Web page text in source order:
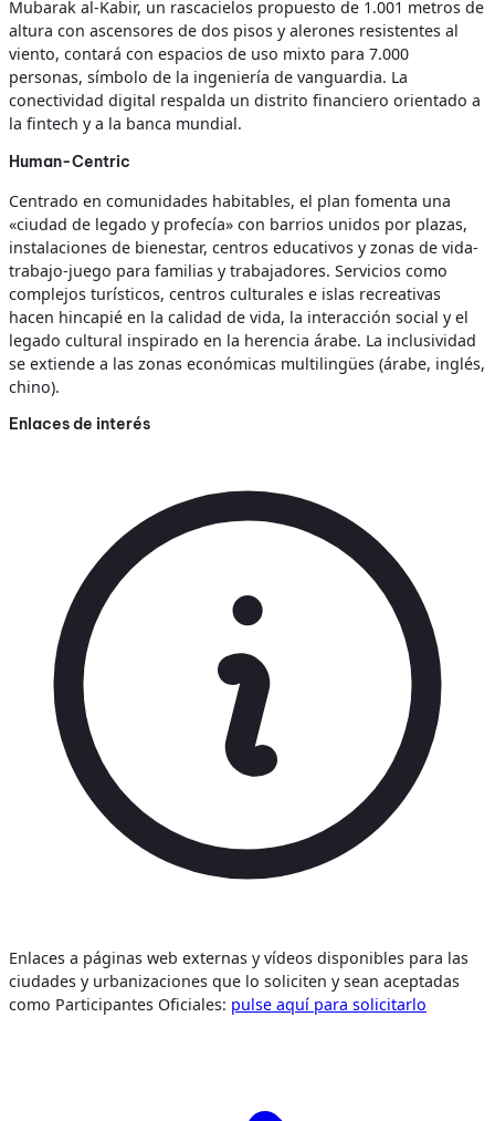
Mubarak al-Kabir, un rascacielos propuesto de 1.001 metros de
altura con ascensores de dos pisos y alerones resistentes al
viento, contará con espacios de uso mixto para 7.000
personas, símbolo de la ingeniería de vanguardia. La
conectividad digital respalda un distrito financiero orientado a
la fintech y a la banca mundial.
Human-Centric
Centrado en comunidades habitables, el plan fomenta una
«ciudad de legado y profecía» con barrios unidos por plazas,
instalaciones de bienestar, centros educativos y zonas de vida-
trabajo-juego para familias y trabajadores. Servicios como
complejos turísticos, centros culturales e islas recreativas
hacen hincapié en la calidad de vida, la interacción social y el
legado cultural inspirado en la herencia árabe. La inclusividad
se extiende a las zonas económicas multilingües (árabe, inglés,
chino).
Enlaces de interés
Enlaces a páginas web externas y vídeos disponibles para las
ciudades y urbanizaciones que lo soliciten y sean aceptadas
como Participantes Oficiales: pulse aquí para solicitarlo